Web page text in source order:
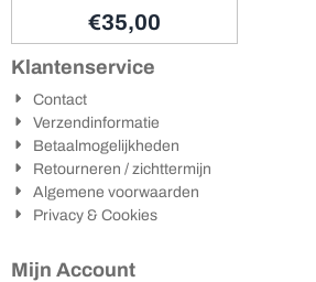
€35,00
Klantenservice
Contact
Verzendinformatie
Betaalmogelijkheden
Retourneren / zichttermijn
Algemene voorwaarden
Privacy & Cookies
Mijn Account